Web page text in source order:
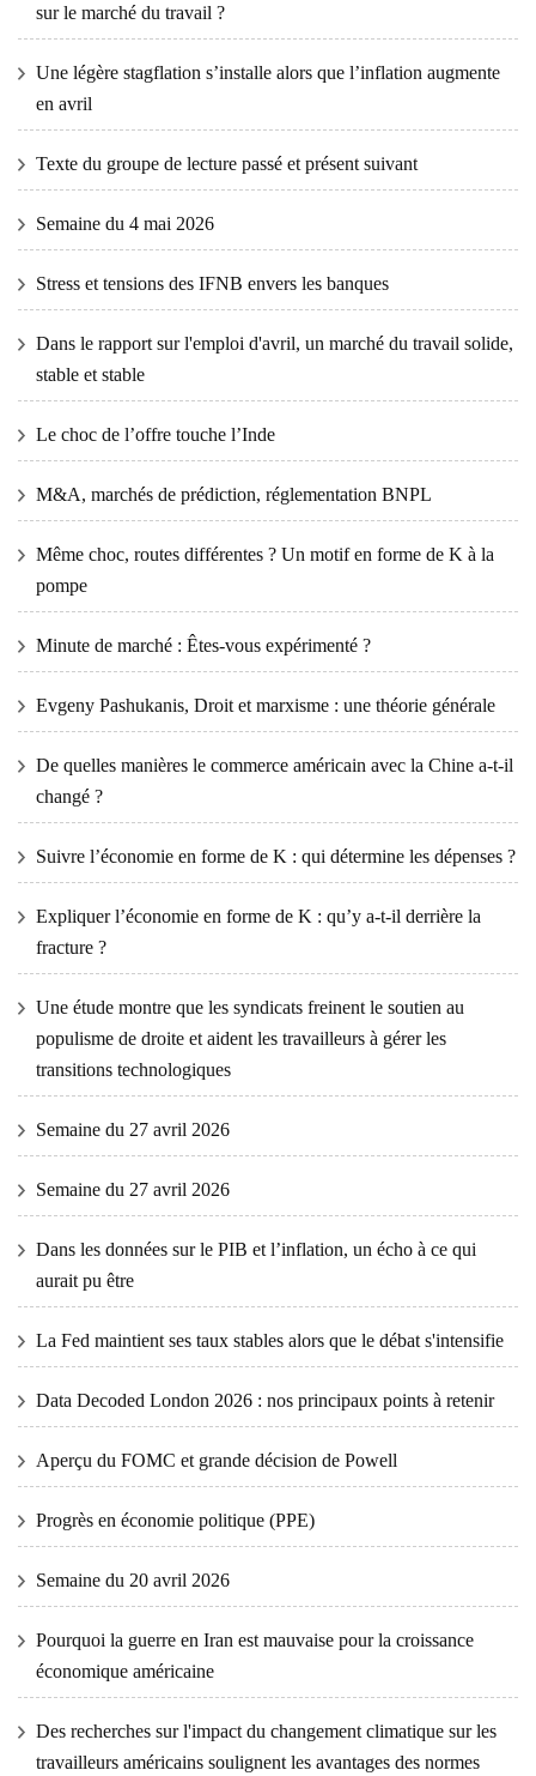
sur le marché du travail ?
Une légère stagflation s’installe alors que l’inflation augmente
en avril
Texte du groupe de lecture passé et présent suivant
Semaine du 4 mai 2026
Stress et tensions des IFNB envers les banques
Dans le rapport sur l'emploi d'avril, un marché du travail solide,
stable et stable
Le choc de l’offre touche l’Inde
M&A, marchés de prédiction, réglementation BNPL
Même choc, routes différentes ? Un motif en forme de K à la
pompe
Minute de marché : Êtes-vous expérimenté ?
Evgeny Pashukanis, Droit et marxisme : une théorie générale
De quelles manières le commerce américain avec la Chine a-t-il
changé ?
Suivre l’économie en forme de K : qui détermine les dépenses ?
Expliquer l’économie en forme de K : qu’y a-t-il derrière la
fracture ?
Une étude montre que les syndicats freinent le soutien au
populisme de droite et aident les travailleurs à gérer les
transitions technologiques
Semaine du 27 avril 2026
Semaine du 27 avril 2026
Dans les données sur le PIB et l’inflation, un écho à ce qui
aurait pu être
La Fed maintient ses taux stables alors que le débat s'intensifie
Data Decoded London 2026 : nos principaux points à retenir
Aperçu du FOMC et grande décision de Powell
Progrès en économie politique (PPE)
Semaine du 20 avril 2026
Pourquoi la guerre en Iran est mauvaise pour la croissance
économique américaine
Des recherches sur l'impact du changement climatique sur les
travailleurs américains soulignent les avantages des normes